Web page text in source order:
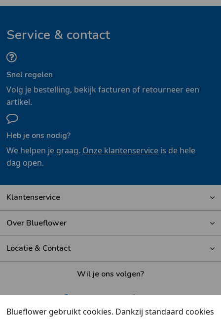
Service & contact
Snel regelen
Volg je bestelling, bekijk facturen of retourneer een
artikel.
Heb je ons nodig?
We helpen je graag. Onze klantenserviceis de hele
dag open.
Klantenservice
Over Blueflower
Locatie & Contact
Wil je ons volgen?
Blueflower gebruikt cookies. Dankzij standaard cookies